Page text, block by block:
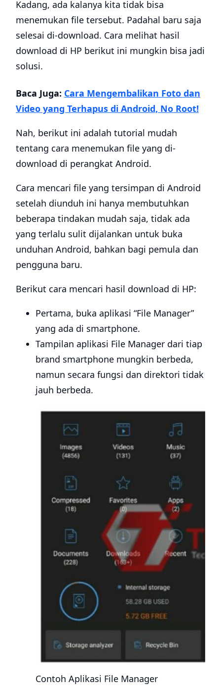
Kadang, ada kalanya kita tidak bisa
menemukan file tersebut. Padahal baru saja
selesai di-download. Cara melihat hasil
download di HP berikut ini mungkin bisa jadi
solusi.
Baca Juga: Cara Mengembalikan Foto dan
Video yang Terhapus di Android, No Root!
Nah, berikut ini adalah tutorial mudah
tentang cara menemukan file yang di-
download di perangkat Android.
Cara mencari file yang tersimpan di Android
setelah diunduh ini hanya membutuhkan
beberapa tindakan mudah saja, tidak ada
yang terlalu sulit dijalankan untuk buka
unduhan Android, bahkan bagi pemula dan
pengguna baru.
Berikut cara mencari hasil download di HP:
Pertama, buka aplikasi “File Manager”
yang ada di smartphone.
Tampilan aplikasi File Manager dari tiap
brand smartphone mungkin berbeda,
namun secara fungsi dan direktori tidak
jauh berbeda.
Contoh Aplikasi File Manager